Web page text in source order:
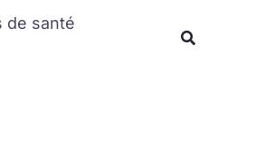
de santé